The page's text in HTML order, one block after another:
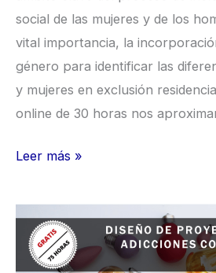
social de las mujeres y de los
vital importancia, la
género para identificar las
y mujeres en exclusión
online de 30 horas nos
Leer más »
Curso
“Diseño